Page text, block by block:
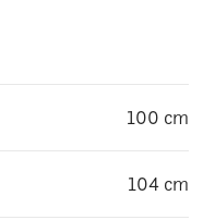
100 cm
104 cm